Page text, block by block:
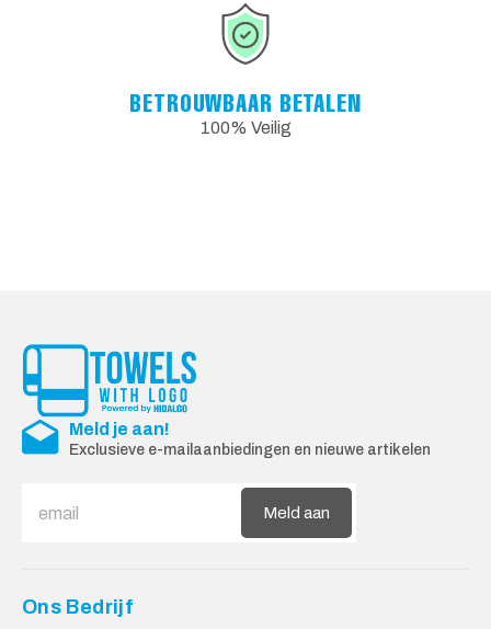
BETROUWBAAR BETALEN
100% Veilig
Meld je aan!
Exclusieve e-mailaanbiedingen en nieuwe artikelen
Meld aan
Ons Bedrijf